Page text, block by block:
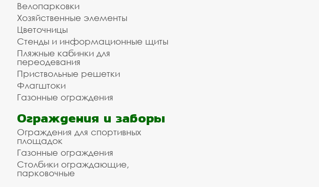
Велопарковки
Хозяйственные элементы
Цветочницы
Стенды и информационные щиты
Пляжные кабинки для
переодевания
Приствольные решетки
Флагштоки
Газонные ограждения
Ограждения и заборы
Ограждения для спортивных
площадок
Газонные ограждения
Столбики ограждающие,
парковочные